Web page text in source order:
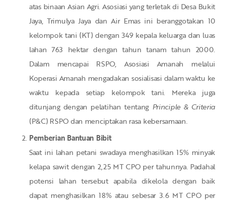
atas binaan Asian Agri. Asosiasi yang terletak di Desa Bukit
Jaya, Trimulya Jaya dan Air Emas ini beranggotakan 10
kelompok tani (KT) dengan 349 kepala keluarga dan luas
lahan 763 hektar dengan tahun tanam tahun 2000.
Dalam mencapai RSPO, Asosiasi Amanah melalui
Koperasi Amanah mengadakan sosialisasi dalam waktu ke
waktu kepada setiap kelompok tani. Mereka juga
ditunjang dengan pelatihan tentang Principle & Criteria
(P&C) RSPO dan menciptakan rasa kebersamaan.
Pemberian Bantuan Bibit
Saat ini lahan petani swadaya menghasilkan 15% minyak
kelapa sawit dengan 2,25 MT CPO per tahunnya. Padahal
potensi lahan tersebut apabila dikelola dengan baik
dapat menghasilkan 18% atau sebesar 3.6 MT CPO per